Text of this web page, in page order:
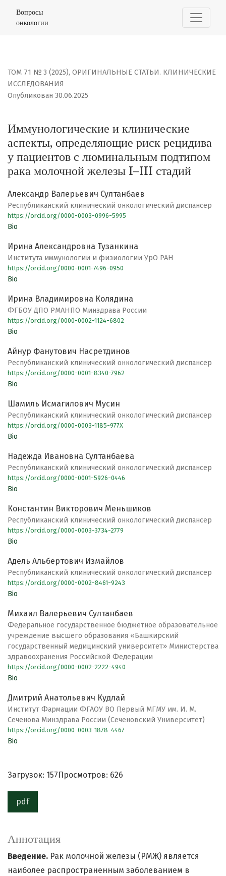
Иммунологические и клинические аспекты,
Вопросы
онкологии
ТОМ 71 № 3 (2025), ОРИГИНАЛЬНЫЕ СТАТЬИ. КЛИНИЧЕСКИЕ
ИССЛЕДОВАНИЯ
Иммунологические и клинические
аспекты, определяющие риск рецидива
у пациентов с люминальным подтипом
рака молочной железы I–III стадий
Опубликован 30.06.2025
Александр Валерьевич Султанбаев
Республиканский клинический онкологический диспансер
https://orcid.org/0000-0003-0996-5995
Bio
Ирина Александровна Тузанкина
Института иммунологии и физиологии УрО РАН
https://orcid.org/0000-0001-7496-0950
Bio
Ирина Владимировна Колядина
ФГБОУ ДПО РМАНПО Минздрава России
https://orcid.org/0000-0002-1124-6802
Bio
Айнур Фанутович Насретдинов
Республиканский клинический онкологический диспансер
https://orcid.org/0000-0001-8340-7962
Bio
Шамиль Исмагилович Мусин
Республиканский клинический онкологический диспансер
https://orcid.org/0000-0003-1185-977X
Bio
Надежда Ивановна Султанбаева
Республиканский клинический онкологический диспансер
https://orcid.org/0000-0001-5926-0446
Bio
Константин Викторович Меньшиков
Республиканский клинический онкологический диспансер
https://orcid.org/0000-0003-3734-2779
Bio
Адель Альбертович Измайлов
Республиканский клинический онкологический диспансер
https://orcid.org/0000-0002-8461-9243
Bio
Михаил Валерьевич Султанбаев
Федеральное государственное бюджетное образовательное
учреждение высшего образования «Башкирский
государственный медицинский университет» Министерства
здравоохранения Российской Федерации
https://orcid.org/0000-0002-2222-4940
Bio
Дмитрий Анатольевич Кудлай
Институт Фармации ФГАОУ ВО Первый МГМУ им. И. М.
Сеченова Минздрава России (Сеченовский Университет)
https://orcid.org/0000-0003-1878-4467
Bio
Загрузок: 157 Просмотров: 626
pdf
Аннотация
Введение. Рак молочной железы (РМЖ) является
наиболее распространенным заболеванием в